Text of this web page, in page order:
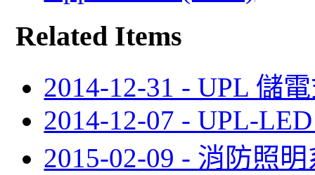
Related Items
2014-12-31 - UPL 儲
2014-12-07 - UPL-
2015-02-09 - 消防照